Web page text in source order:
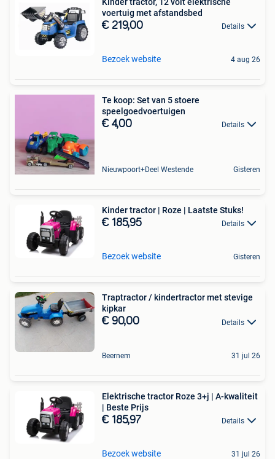
voertuig met afstandsbed
€ 219,00 Details
Bezoek website 4 aug 26
Te koop: Set van 5 stoere
speelgoedvoertuigen
€ 4,00 Details
Nieuwpoort+Deel Westende Gisteren
Kinder tractor | Roze | Laatste Stuks!
€ 185,95 Details
Bezoek website Gisteren
Traptractor / kindertractor met stevige
kipkar
€ 90,00 Details
Beernem 31 jul 26
Elektrische tractor Roze 3+j | A-kwaliteit
| Beste Prijs
€ 185,97 Details
Bezoek website 31 jul 26